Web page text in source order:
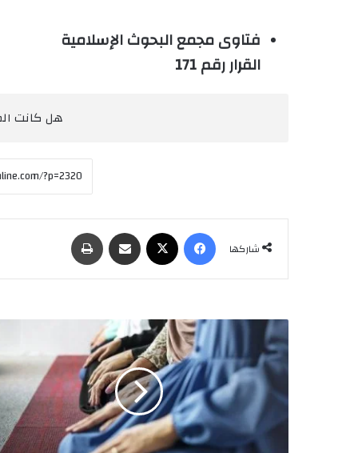
فتاوى مجمع البحوث الإسلامية
القرار رقم 171
هل كانت
شاركها
إ
م
م
ة